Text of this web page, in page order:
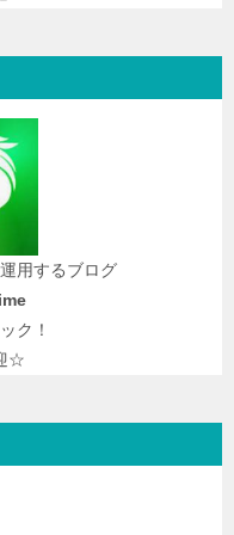
用するブログ
ク！
☆